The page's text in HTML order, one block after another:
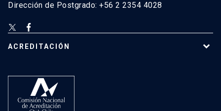
Dirección de Postgrado: +56 2 2354 4028
ACREDITACIÓN